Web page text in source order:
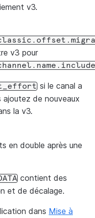
v3.
v3 pour
si le canal a
de nouveaux
la v3.
en double après une
contient des
et de décalage.
dans Mise à